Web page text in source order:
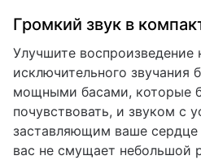
Громкий звук в
Улучшите воспроизведение
исключительного звучания
мощными басами, которые
почувствовать, и звуком с
заставляющим ваше сердце
вас не смущает небольшой